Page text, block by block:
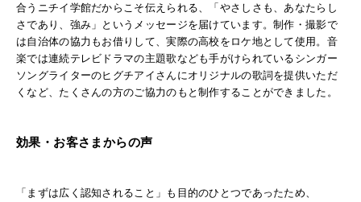
合うニチイ学館だからこそ伝えられる、「やさしさも、あなたらし
さであり、強み」というメッセージを届けています。制作・撮影で
は自治体の協力もお借りして、実際の高校をロケ地として使用。音
楽では連続テレビドラマの主題歌なども手がけられているシンガー
ソングライターのヒグチアイさんにオリジナルの歌詞を提供いただ
くなど、たくさんの方のご協力のもと制作することができました。
効果・お客さまからの声
「まずは広く認知されること」も目的のひとつであったため、